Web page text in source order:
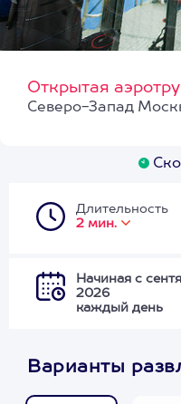
Открытая
Северо-Запад
Длительность
2 мин.
Начиная с
2026
каждый день
Варианты